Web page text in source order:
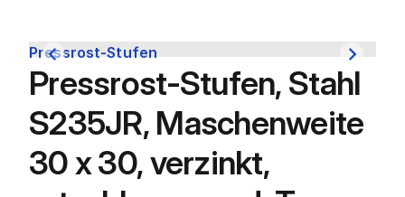
Pressrost-Stufen
Pressrost-Stufen, Stahl
S235JR, Maschenweite
30 x 30, verzinkt,